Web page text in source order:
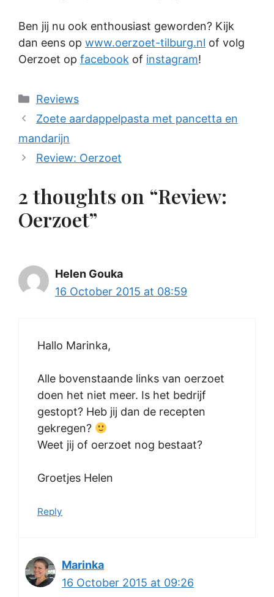
Ben jij nu ook enthousiast geworden? Kijk
dan eens op www.oerzoet-tilburg.nl of volg
Oerzoet op facebook of instagram!
Categories
Reviews
Zoete aardappelpasta met pancetta en
mandarijn
Review: Oerzoet
2 thoughts on “Review:
Oerzoet”
Helen Gouka
16 October 2015 at 08:59
Hallo Marinka,
Alle bovenstaande links van oerzoet
doen het niet meer. Is het bedrijf
gestopt? Heb jij dan de recepten
gekregen?
Weet jij of oerzoet nog bestaat?
Groetjes Helen
Reply
Marinka
16 October 2015 at 09:26